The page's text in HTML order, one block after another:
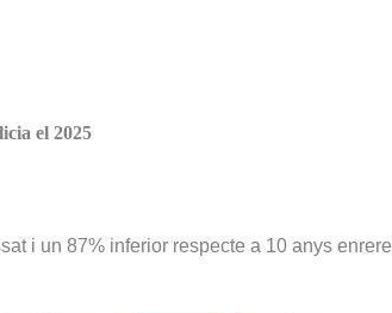
el 2025
i un 87% inferior respecte a 10 anys enrere